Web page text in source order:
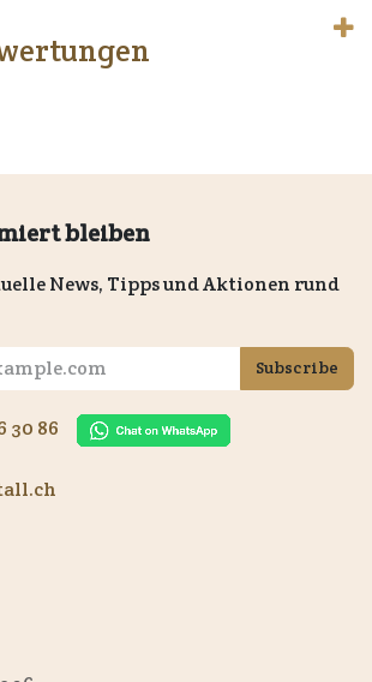
bleiben
News, Tipps und Aktionen rund
Subscribe
30 86